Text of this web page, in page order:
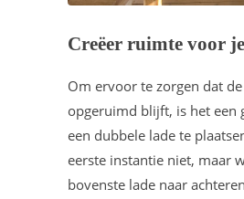
Creëer ruimte voor
Om ervoor te zorgen dat
opgeruimd blijft, is het een
een dubbele lade te
eerste instantie niet, maar
bovenste lade naar